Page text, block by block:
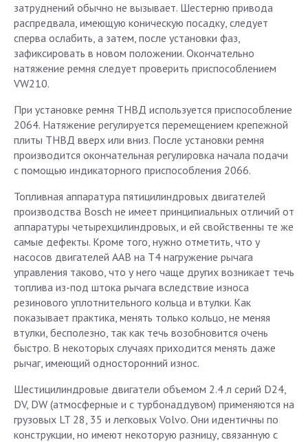
затруднений обычно не вызывает. Шестерню привода
распредвала, имеющую коническую посадку, следует
сперва ослабить, а затем, после установки фаз,
зафиксировать в новом положении. Окончательно
натяжение ремня следует проверить приспособлением
VW210.
При установке ремня ТНВД используется приспособление
2064. Натяжение регулируется перемещением крепежной
плиты ТНВД вверх или вниз. После установки ремня
производится окончательная регулировка начала подачи
с помощью индикаторного приспособления 2066.
Топливная аппаратура пятицилиндровых двигателей
производства Bosch не имеет принципиальных отличий от
аппаратуры четырехцилиндровых, и ей свойственны те же
самые дефекты. Кроме того, нужно отметить, что у
насосов двигателей ААВ на Т4 нагружение рычага
управления таково, что у него чаще других возникает течь
топлива из-под штока рычага вследствие износа
резинового уплотнительного кольца и втулки. Как
показывает практика, менять только кольцо, не меняя
втулки, бесполезно, так как течь возобновится очень
быстро. В некоторых случаях приходится менять даже
рычаг, имеющий односторонний износ.
Шестицилиндровые двигатели объемом 2.4 л серий D24,
DV, DW (атмосферные и с турбонаддувом) применяются на
грузовых LT 28, 35 и легковых Volvo. Они идентичны по
конструкции, но имеют некоторую разницу, связанную с